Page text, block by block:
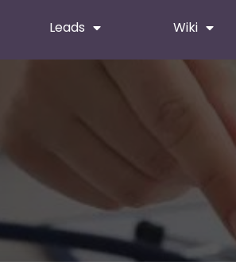
Leads Wiki